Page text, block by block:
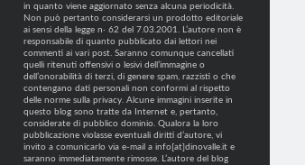
in quanto viene aggiornato senza alcuna periodicità.
Non può pertanto considerarsi un prodotto editoriale
ai sensi della legge n· 62 del 7.03.2001. L’autore non è
responsabile di quanto pubblicato dai lettori nei
commenti ai vari post. Saranno comunque cancellati
quelli ritenuti offensivi o lesivi dell’immagine o
dell’onorabilità di terzi, di genere spam, razzisti o che
contengano dati personali non conformi al rispetto
delle norme sulla privacy. Alcune immagini inserite in
questo blog sono tratte da Internet e, pertanto,
considerate di pubblico dominio. Qualora la loro
pubblicazione violasse eventuali diritti d’autore, vi
invito a comunicarlo via e-mail a info[at]dinovalle.it e
saranno immediatamente rimosse. L’autore del blog